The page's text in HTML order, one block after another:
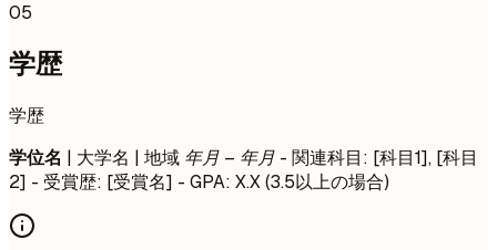
05
学歴
学歴
学位名 | 大学名 | 地域 年月 – 年月 - 関連科目: [科目1], [科目
2] - 受賞歴: [受賞名] - GPA: X.X (3.5以上の場合)